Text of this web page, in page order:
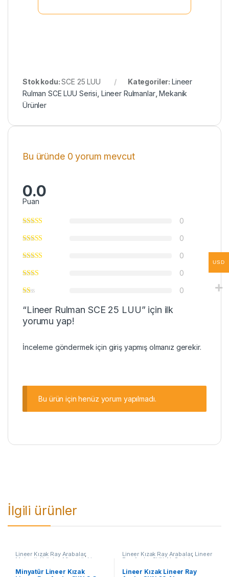
Stok kodu:SCE 25 LUU Kategoriler: Lineer
Rulman SCE LUU Serisi Lineer Rulmanlar,Mekanik
Ürünler
Bu üründe 0 yorum mevcut
0.0
Puan
0
0
0
0
0
“Lineer Rulman SCE 25 LUU” için ilk
yorumu yap!
İnceleme göndermek için girişyapmış olmanız gerekir.
Bu ürün için henüz yorum yapılmadı.
İlgili ürünler
Lineer Kızak Ray Arabalar,
Mekanik Ürünler Minyatür Lineer
Minyatür Lineer Kızak
Lineer Kızak Ray Arabalar, Lineer
Ray Araba SHN AL Serisi
Lineer Kızak Lineer Ray
USD